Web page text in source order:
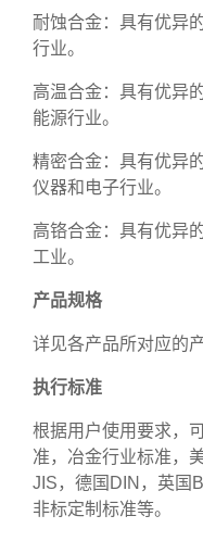
耐蚀合金：具有优异
行业。
高温合金：具有优异
能源行业。
精密合金：具有优异
仪器和电子行业。
高铬合金：具有优异
工业。
产品规格
详见各产品所对应的
执行标准
根据用户使用要求，
准，冶金行业标准，
JIS，德国DIN，英国
非标定制标准等。